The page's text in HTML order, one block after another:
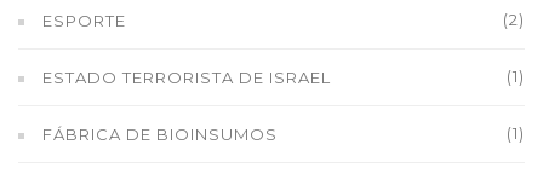
ESPORTE (2)
ESTADO TERRORISTA DE ISRAEL (1)
FÁBRICA DE BIOINSUMOS (1)